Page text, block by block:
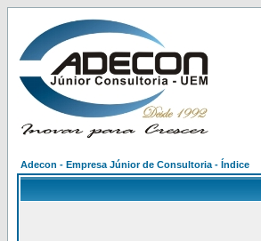
Adecon - Empresa Júnior de Consultoria - Índice